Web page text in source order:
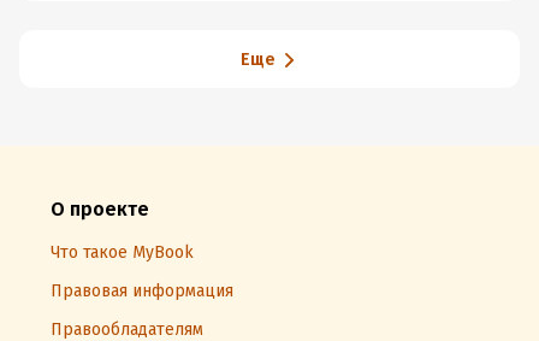
Еще
О проекте
Что такое MyBook
Правовая информация
Правообладателям